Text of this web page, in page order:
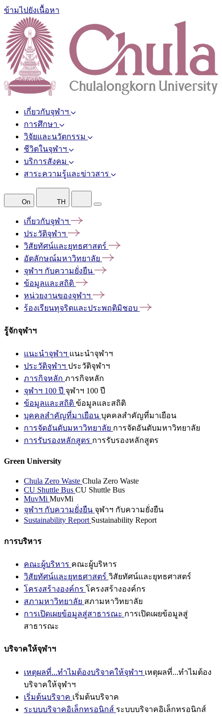
ข้ามไปยังเนื้อหา
เกี่ยวกับจุฬาฯ
การศึกษา
วิจัยและนวัตกรรม
ชีวิตในจุฬาฯ
บริการสังคม
สาระความรู้และข่าวสาร
On TH
เกี่ยวกับจุฬาฯ
ประวัติจุฬาฯ
วิสัยทัศน์และยุทธศาสตร์
อัตลักษณ์มหาวิทยาลัย
จุฬาฯ กับความยั่งยืน
ข้อมูลและสถิติ
หน่วยงานของจุฬาฯ
ร้องเรียนทุจริตและประพฤติมิชอบ
รู้จักจุฬาฯ
แนะนำจุฬาฯ แนะนำจุฬาฯ
ประวัติจุฬาฯ ประวัติจุฬาฯ
ภารกิจหลัก ภารกิจหลัก
จุฬาฯ 100 ปี จุฬาฯ 100 ปี
ข้อมูลและสถิติ ข้อมูลและสถิติ
บุคคลสำคัญที่มาเยือน บุคคลสำคัญที่มาเยือน
การจัดอันดับมหาวิทยาลัย การจัดอันดับมหาวิทยาลัย
การรับรองหลักสูตร การรับรองหลักสูตร
Green University
Chula Zero Waste Chula Zero Waste
CU Shuttle Bus CU Shuttle Bus
MuvMi MuvMi
จุฬาฯ กับความยั่งยืน จุฬาฯ กับความยั่งยืน
Sustainability Report Sustainability Report
การบริหาร
คณะผู้บริหาร คณะผู้บริหาร
วิสัยทัศน์และยุทธศาสตร์ วิสัยทัศน์และยุทธศาสตร์
โครงสร้างองค์กร โครงสร้างองค์กร
สภามหาวิทยาลัย สภามหาวิทยาลัย
การเปิดเผยข้อมูลสู่สาธารณะ การเปิดเผยข้อมูลสู่
สาธารณะ
บริจาคให้จุฬาฯ
เหตุผลที่...ทำไมต้องบริจาคให้จุฬาฯ เหตุผลที่...ทำไมต้อง
บริจาคให้จุฬาฯ
เริ่มต้นบริจาค เริ่มต้นบริจาค
ระบบบริจาคอิเล็กทรอนิกส์ ระบบบริจาคอิเล็กทรอนิกส์